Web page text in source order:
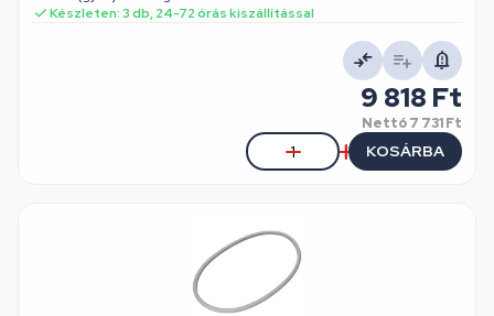
Készleten: 3 db, 24-72 órás kiszállítással
9 818 Ft
Nettó7 731 Ft
KOSÁRBA